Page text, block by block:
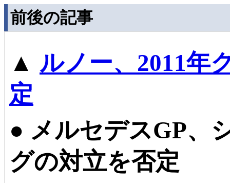
前後の記事
▲ ルノー、2011年
定
● メルセデスGP、
グの対立を否定